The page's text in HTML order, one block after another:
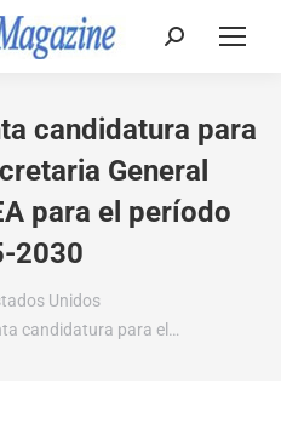
Buscar:
candidatura para
General
para el período
2030
Unidos
candidatura para el…